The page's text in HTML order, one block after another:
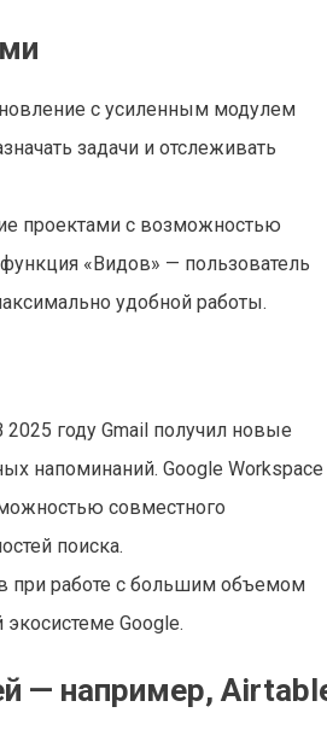
с усиленным модулем
задачи и отслеживать
проектами с возможностью
«Видов» — пользователь
удобной работы.
году Gmail получил новые
напоминаний. Google Workspace
совместного
поиска.
при работе с большим объемом
Google.
— например,